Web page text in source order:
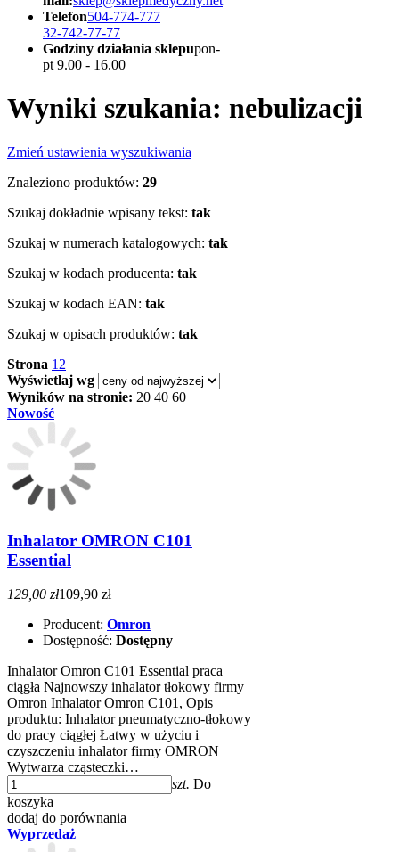
Telefon504-774-777
32-742-77-77
Godziny działania sklepupon-
pt 9.00 - 16.00
Wyniki szukania: nebulizacji
Zmień ustawienia wyszukiwania
Znaleziono produktów: 29
Szukaj dokładnie wpisany tekst: tak
Szukaj w numerach katalogowych: tak
Szukaj w kodach producenta: tak
Szukaj w kodach EAN: tak
Szukaj w opisach produktów: tak
Strona 1 2
Wyświetlaj wg
Wyników na stronie: 20 40 60
Nowość
Inhalator OMRON C101
Essential
129,00 zł109,90 zł
Producent: Omron
Dostępność: Dostępny
Inhalator Omron C101 Essential praca
ciągła Najnowszy inhalator tłokowy firmy
Omron Inhalator Omron C101, Opis
produktu: Inhalator pneumatyczno-tłokowy
do pracy ciągłej Łatwy w użyciu i
czyszczeniu inhalator firmy OMRON
Wytwarza cząsteczki…
szt. Do
koszyka
dodaj do porównania
Wyprzedaż